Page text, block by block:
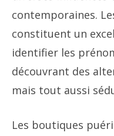
contemporaines.
constituent un
identifier les
découvrant des
mais tout aussi
Les boutiques